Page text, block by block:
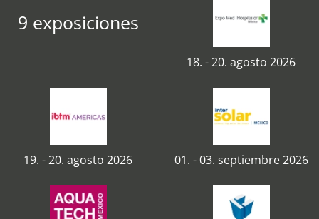
9 exposiciones
18. - 20. agosto 2026
19. - 20. agosto 2026 01. - 03. septiembre 2026